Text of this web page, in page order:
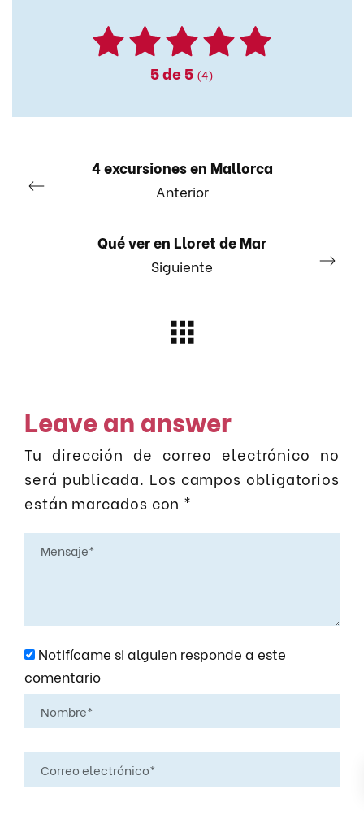
5de 5 (4)
4 excursiones en Mallorca
Anterior
Qué ver en Lloret de Mar
Siguiente
Leave an answer
Tu dirección de correo electrónico no
será publicada. Los campos obligatorios
están marcados con *
Notifícame si alguien responde a este
comentario